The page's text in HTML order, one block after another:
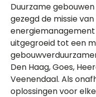
Duurzame
gezegd de missie
energiemanagement
uitgegroeid tot een
Den Haag, Goes,
Veenendaal. Als
oplossingen voor